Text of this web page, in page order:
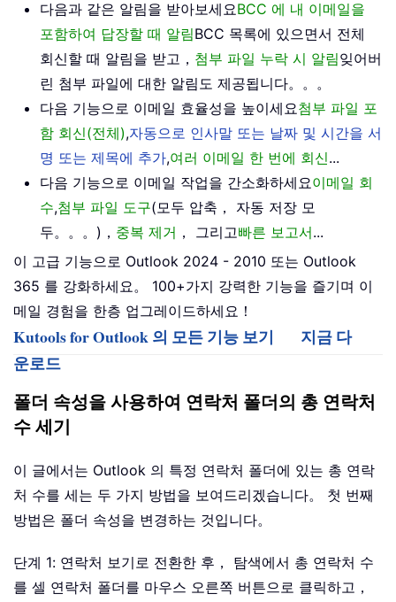
다음과 같은 알림을 받아보세요BCC 에 내 이메일을
포함하여 답장할 때 알림BCC 목록에 있으면서 전체
회신할 때 알림을 받고， 첨부 파일 누락 시 알림잊어버
린 첨부 파일에 대한 알림도 제공됩니다。。。
다음 기능으로 이메일 효율성을 높이세요첨부 파일 포
함 회신(전체),자동으로 인사말 또는 날짜 및 시간을 서
명 또는 제목에 추가,여러 이메일 한 번에 회신...
다음 기능으로 이메일 작업을 간소화하세요이메일 회
수,첨부 파일 도구(모두 압축， 자동 저장 모
두。。。)， 중복 제거 ， 그리고빠른 보고서...
이 고급 기능으로 Outlook 2024 - 2010 또는 Outlook
365 를 강화하세요。 100+가지 강력한 기능을 즐기며 이
메일 경험을 한층 업그레이드하세요！
Kutools for Outlook 의 모든 기능 보기
지금 다
운로드
폴더 속성을 사용하여 연락처 폴더의 총 연락처
수 세기
이 글에서는 Outlook 의 특정 연락처 폴더에 있는 총 연락
처 수를 세는 두 가지 방법을 보여드리겠습니다。 첫 번째
방법은 폴더 속성을 변경하는 것입니다。
단계 1: 연락처 보기로 전환한 후， 탐색에서 총 연락처 수
를 셀 연락처 폴더를 마우스 오른쪽 버튼으로 클릭하고，